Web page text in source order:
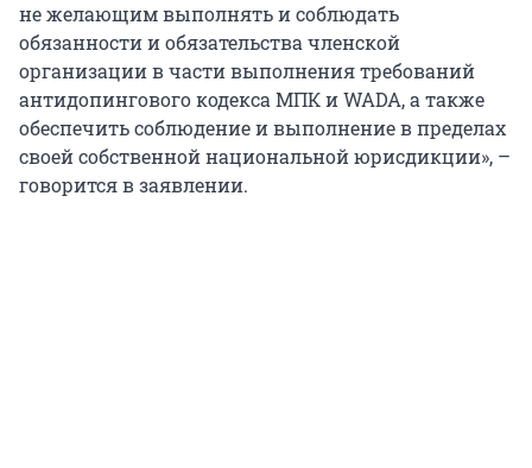
не желающим выполнять и соблюдать
обязанности и обязательства членской
организации в части выполнения требований
антидопингового кодекса МПК и WADA, а также
обеспечить соблюдение и выполнение в пределах
своей собственной национальной юрисдикции», –
говорится в заявлении.